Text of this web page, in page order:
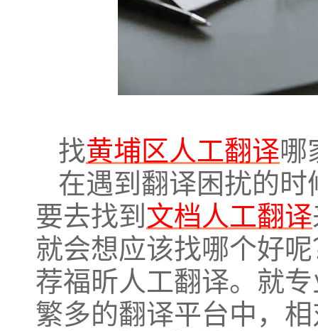
找黄埔区人工翻译哪
在遇到翻译困扰的
要去找到 文档人工翻译
就会想应该找哪个好
荐福昕人工翻译。就
繁多的翻译平台中，